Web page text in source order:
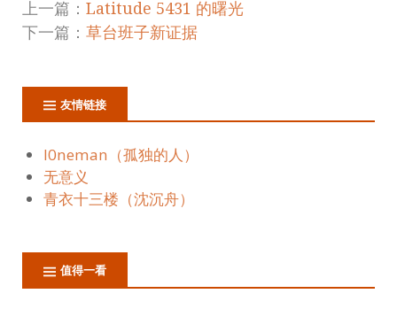
上一篇： Latitude 5431 的曙光
下一篇： 草台班子新证据
友情链接
l0neman（孤独的人）
无意义
青衣十三楼（沈沉舟）
值得一看